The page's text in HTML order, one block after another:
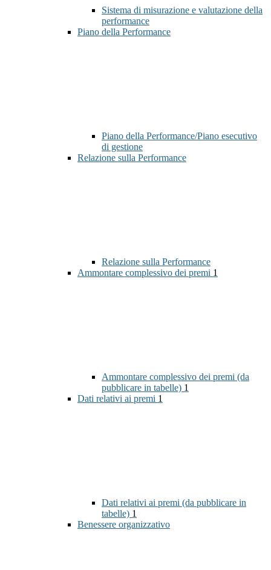
Sistema di misurazione e valutazione della
performance
Piano della Performance
Piano della Performance/Piano esecutivo
di gestione
Relazione sulla Performance
Relazione sulla Performance
Ammontare complessivo dei premi 1
Ammontare complessivo dei premi (da
pubblicare in tabelle) 1
Dati relativi ai premi 1
Dati relativi ai premi (da pubblicare in
tabelle) 1
Benessere organizzativo